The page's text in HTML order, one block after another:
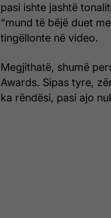
pasi ishte jashtë
“mund të bëjë duet
tingëllonte në video.
Megjithatë, shumë
Awards. Sipas tyre,
ka rëndësi, pasi ajo